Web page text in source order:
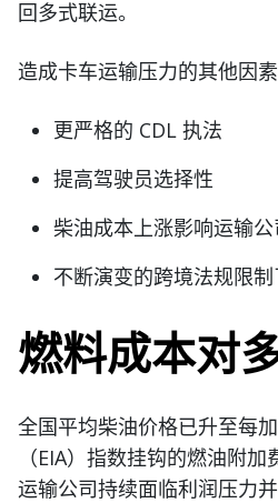
回多式联运。
造成卡车运输压力的其他因
更严格的 CDL 执法
提高驾驶员选择性
柴油成本上涨影响运输
不断演变的跨境法规限
燃料成本对
全国平均柴油价格已升至每
（EIA）指数挂钩的燃油附
运输公司持续面临利润压力并